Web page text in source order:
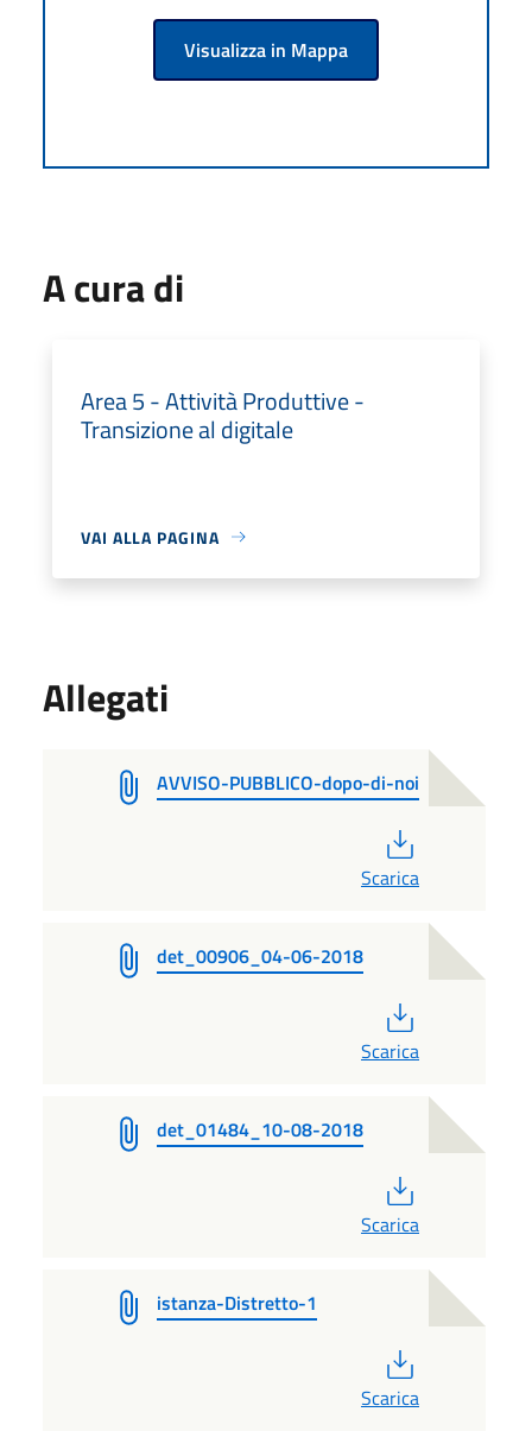
Visualizza in Mappa
A cura di
Area 5 - Attività Produttive -
Transizione al digitale
VAI ALLA PAGINA
Allegati
AVVISO-PUBBLICO-dopo-di-noi
Scarica
det_00906_04-06-2018
Scarica
det_01484_10-08-2018
Scarica
istanza-Distretto-1
Scarica